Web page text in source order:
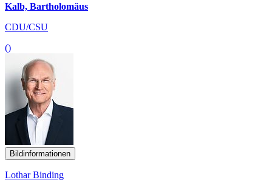
Kalb, Bartholomäus
CDU/CSU
()
Bildinformationen
Lothar Binding